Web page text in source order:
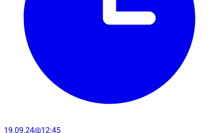
19.09.24@12:45